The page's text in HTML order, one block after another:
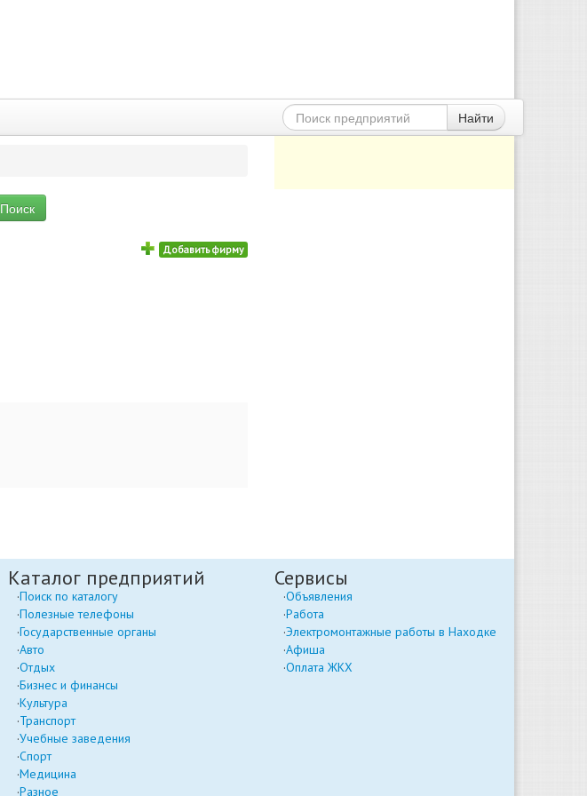
Найти
Поиск
Добавить фирму
Каталог предприятий
Поиск по каталогу
Полезные телефоны
Государственные органы
Авто
Отдых
Бизнес и финансы
Культура
Транспорт
Учебные заведения
Спорт
Медицина
Разное
Сервисы
Объявления
Работа
Электромонтажные работы в Находке
Афиша
Оплата ЖКХ